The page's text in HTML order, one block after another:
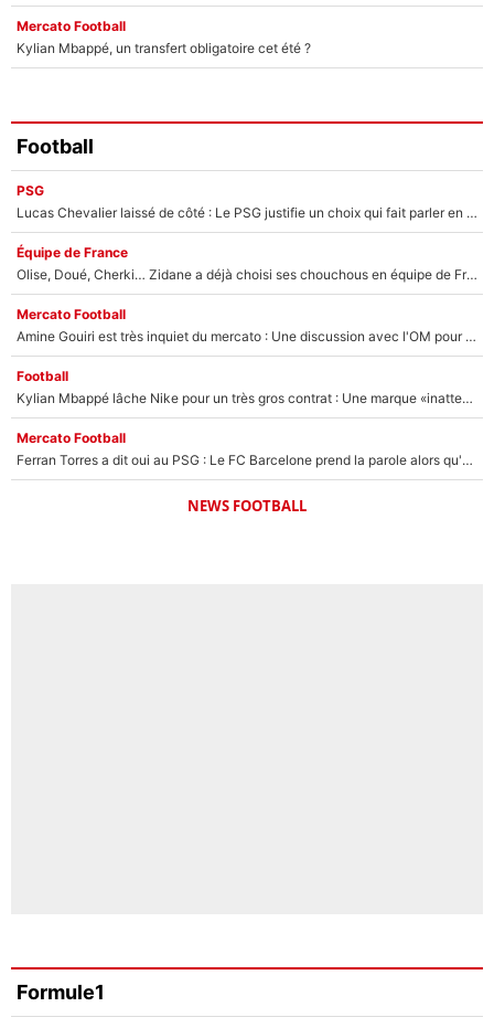
Mercato Football
Kylian Mbappé, un transfert obligatoire cet été ?
Football
PSG
Lucas Chevalier laissé de côté : Le PSG justifie un choix qui fait parler en plein mercato
Équipe de France
Olise, Doué, Cherki… Zidane a déjà choisi ses chouchous en équipe de France ? L’IA annonce des surprises sans Kylian Mbappé !
Mercato Football
Amine Gouiri est très inquiet du mercato : Une discussion avec l'OM pour acter son transfert !
Football
Kylian Mbappé lâche Nike pour un très gros contrat : Une marque «inattendue» va frapper très fort
Mercato Football
Ferran Torres a dit oui au PSG : Le FC Barcelone prend la parole alors qu'un transfert de l'attaquant espagnol prend forme
NEWS FOOTBALL
Formule1